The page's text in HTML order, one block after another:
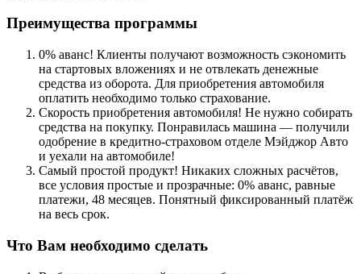
Преимущества программы
0% аванс! Клиенты получают возможность сэкономить
на стартовых вложениях и не отвлекать денежные
средства из оборота. Для приобретения автомобиля
оплатить необходимо только страхование.
Скорость приобретения автомобиля! Не нужно собирать
средства на покупку. Понравилась машина — получили
одобрение в кредитно-страховом отделе Мэйджор Авто
и уехали на автомобиле!
Самый простой продукт! Никаких сложных расчётов,
все условия простые и прозрачные: 0% аванс, равные
платежи, 48 месяцев. Понятный фиксированный платёж
на весь срок.
Что Вам необходимо сделать